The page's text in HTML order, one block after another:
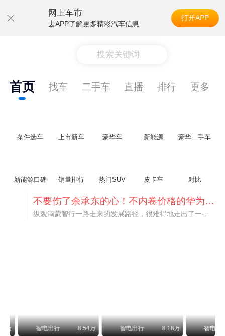
网上车市
去APP了解更多精彩汽车信息
打开APP
搜索关键词
首页 找车 二手车 直播 排行 更多
条件选车 上市新车 豪华车 新能源 豪华二手车
新能源口碑 销量排行 热门SUV 皮卡车 对比
不要伤了余承东的心！不内卷价格的华为，弥足珍贵！
智电出行 8.54万 智电出行 8.18万 智电出行